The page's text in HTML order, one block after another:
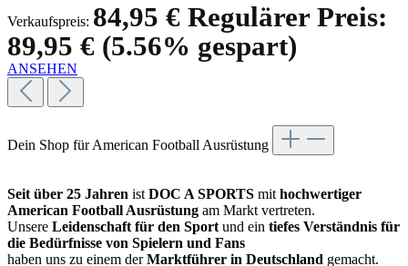
Verkaufspreis: 84,95 € Regulärer Preis:
89,95 € (5.56% gespart)
ANSEHEN
Dein Shop für American Football Ausrüstung
Seit über 25 Jahren ist DOC A SPORTS mit hochwertiger
American Football Ausrüstung am Markt vertreten.
Unsere Leidenschaft für den Sport und ein tiefes Verständnis für
die Bedürfnisse von Spielern und Fans
haben uns zu einem derMarktführer in Deutschland gemacht.